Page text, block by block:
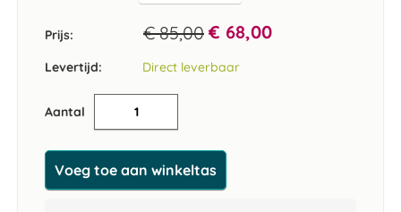
Prijs: € 85,00 € 68,00
Levertijd: Direct leverbaar
Aantal
Voeg toe aan winkeltas